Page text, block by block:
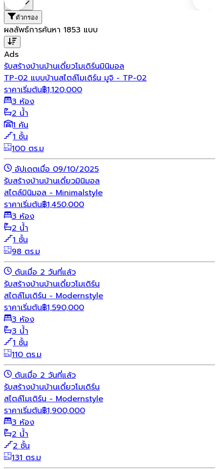
ตัวกรอง
ผลลัพธ์การค้นหา 1853 แบบ
Ads
รับสร้างบ้านบ้านเดี่ยวโมเดิร์นมินิมอล
TP-02 แบบบ้านสไตล์โมเดิร์น มูจิ - TP-02
ราคาเริ่มต้น฿1,120,000
3 ห้อง
2 น้ำ
1 คัน
1 ชั้น
100 ตร.ม
อัปเดตเมื่อ 09/10/2025
รับสร้างบ้านบ้านเดี่ยวมินิมอล
สไตล์มินิมอล - Minimalstyle
ราคาเริ่มต้น฿1,450,000
3 ห้อง
2 น้ำ
1 ชั้น
98 ตร.ม
ดันเมื่อ 2 วันที่แล้ว
รับสร้างบ้านบ้านเดี่ยวโมเดิร์น
สไตล์โมเดิร์น - Modernstyle
ราคาเริ่มต้น฿1,590,000
3 ห้อง
3 น้ำ
1 ชั้น
110 ตร.ม
ดันเมื่อ 2 วันที่แล้ว
รับสร้างบ้านบ้านเดี่ยวโมเดิร์น
สไตล์โมเดิร์น - Modernstyle
ราคาเริ่มต้น฿1,900,000
3 ห้อง
2 น้ำ
2 ชั้น
131 ตร.ม